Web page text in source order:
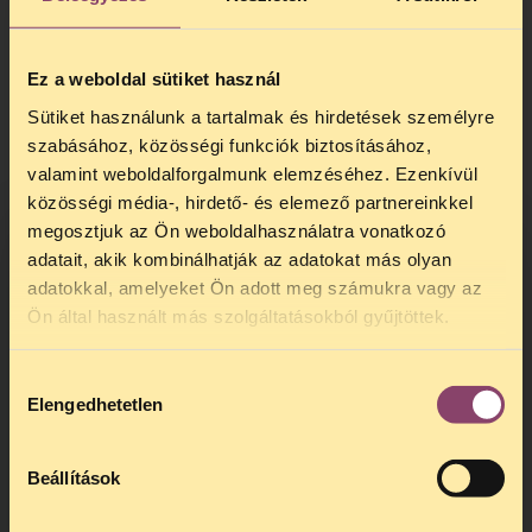
Ez a weboldal sütiket használ
Sütiket használunk a tartalmak és hirdetések személyre
szabásához, közösségi funkciók biztosításához,
valamint weboldalforgalmunk elemzéséhez. Ezenkívül
közösségi média-, hirdető- és elemező partnereinkkel
megosztjuk az Ön weboldalhasználatra vonatkozó
adatait, akik kombinálhatják az adatokat más olyan
adatokkal, amelyeket Ön adott meg számukra vagy az
Ön által használt más szolgáltatásokból gyűjtöttek.
kiválasztása
Elengedhetetlen
Beállítások
és mélyszegénység túlmutat az
komplex beavatkozásokra van szükség. Már
2016-ban döntöttek egy előzetes
kutatásról, amivel a Magyar Addiktológiai
Társaságot bízták meg, de a pályázati
pénzek csúszása miatt ez 2018-ra csúszott.
Tehetetlen rendőrök az iskolákban
TELEFONOS JOGSEGÉLY
SZÜNET!
hogytelefonos jogsegélyünk július 27 és
telefonos jogsegély
kedden, 13 és 15 óra között lesz